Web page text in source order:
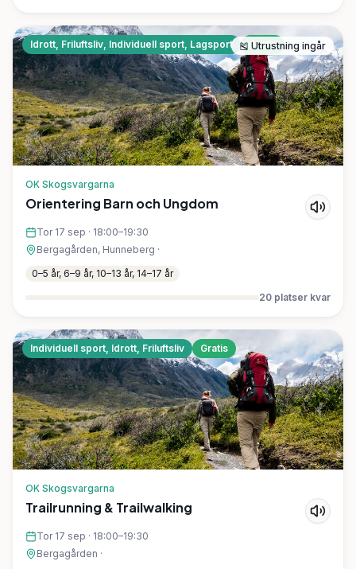
Idrott, Friluftsliv, Individuell sport, Lagsport Gratis
🎽 Utrustning ingår
OK Skogsvargarna
Orientering Barn och Ungdom
Tor 17 sep · 18:00–19:30
Bergagården, Hunneberg ·
0–5 år, 6–9 år, 10–13 år, 14–17 år
20 platser kvar
Individuell sport, Idrott, Friluftsliv Gratis
OK Skogsvargarna
Trailrunning & Trailwalking
Tor 17 sep · 18:00–19:30
Bergagården ·